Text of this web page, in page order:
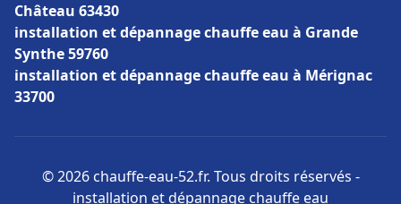
Château 63430
installation et dépannage chauffe eau à Grande
Synthe 59760
installation et dépannage chauffe eau à Mérignac
33700
© 2026 chauffe-eau-52.fr. Tous droits réservés -
installation et dépannage chauffe eau